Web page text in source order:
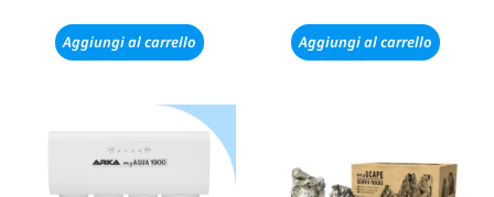
Aggiungi al carrello Aggiungi al carrello